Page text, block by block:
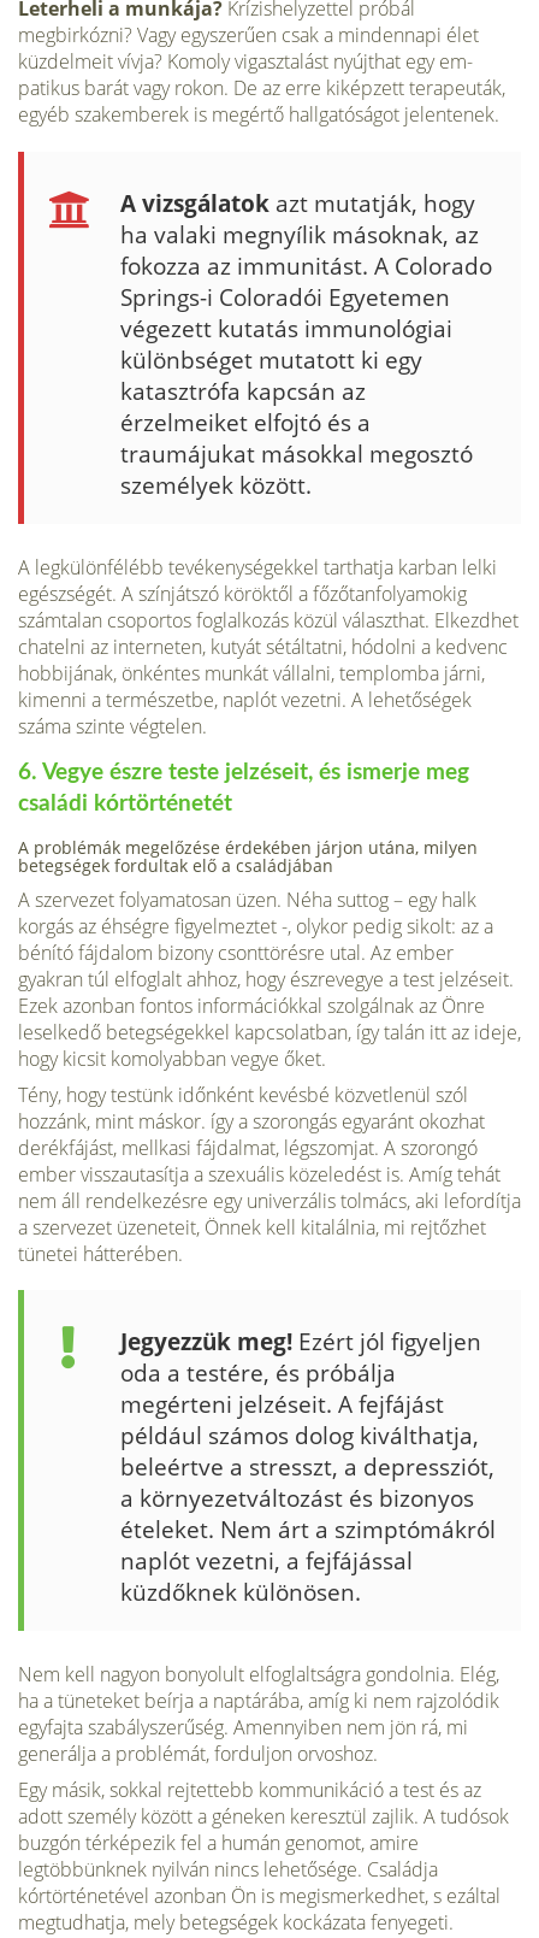
Leterheli a munkája? Krízishelyzettel próbál
megbirkózni? Vagy egyszerűen csak a mindennapi élet
küzdelmeit vívja? Komoly vigasztalást nyújthat egy em­
patikus barát vagy rokon. De az erre kiképzett terapeuták,
egyéb szakemberek is megértő hallgatóságot jelentenek.
A vizsgálatok azt mutatják, hogy
ha valaki megnyílik másoknak, az
fokozza az immunitást. A Colorado
Springs-i Coloradói Egyetemen
végezett kutatás im­munológiai
különbséget mutatott ki egy
katasztrófa kapcsán az
érzelmeiket el­fojtó és a
traumájukat másokkal megosztó
személyek között.
A legkülönfélébb tevékenységekkel tarthatja karban lelki
egészségét. A szín­játszó köröktől a főzőtanfolyamokig
számtalan csoportos foglalkozás közül vá­laszthat. Elkezdhet
chatelni az interneten, kutyát sétáltatni, hódolni a kedvenc
hobbijának, önkéntes munkát vállalni, templomba járni,
kimenni a természetbe, naplót vezetni. A lehetőségek
száma szinte végtelen.
6. Vegye észre teste jelzéseit, és ismerje meg
családi kórtörténetét
A problémák megelőzése érdekében járjon utána, milyen
betegségek fordultak elő a családjában
A szervezet folyamatosan üzen. Néha suttog – egy halk
korgás az éhségre figyel­meztet -, olykor pedig sikolt: az a
bénító fájdalom bizony csonttörésre utal. Az ember
gyakran túl elfoglalt ahhoz, hogy észrevegye a test jelzéseit.
Ezek azonban fontos információkkal szolgálnak az Önre
leselkedő betegségekkel kapcsolatban, így talán itt az ideje,
hogy kicsit komolyabban vegye őket.
Tény, hogy testünk időnként kevésbé közvetlenül szól
hozzánk, mint máskor. így a szorongás egyaránt okozhat
derékfájást, mellkasi fájdalmat, lég­szomjat. A szorongó
ember visszautasítja a szexuális közeledést is. Amíg tehát
nem áll rendelkezésre egy univerzális tolmács, aki lefordítja
a szervezet üzeneteit, Önnek kell kitalálnia, mi rejtőzhet
tünetei hátterében.
Jegyezzük meg! Ezért jól figyeljen
oda a testére, és próbálja
megérteni jelzéseit. A fejfájást
például számos dolog kivált­hatja,
beleértve a stresszt, a depressziót,
a környezetváltozást és bizonyos
ételeket. Nem árt a szimptómákról
naplót vezetni, a fejfájással
küzdőknek különösen.
Nem kell nagyon bonyolult elfoglaltságra gondolnia. Elég,
ha a tüneteket beírja a nap­tárába, amíg ki nem rajzolódik
egyfajta szabályszerűség. Amennyiben nem jön rá, mi
generálja a problémát, forduljon orvoshoz.
Egy másik, sokkal rejtettebb kommunikáció a test és az
adott személy között a géneken keresztül zajlik. A tudósok
buzgón térképezik fel a humán genomot, amire
legtöbbünknek nyilván nincs lehetősége. Családja
kórtörténetével azonban Ön is megismerkedhet, s ezáltal
megtudhatja, mely betegségek kockázata fenyegeti.